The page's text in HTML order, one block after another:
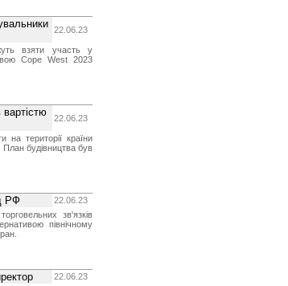
22.06.23
взяти участь у
Cope West 2023
вартістю
22.06.23
на території країни
План будівництва був
РФ
22.06.23
зв'язків
північному
22.06.23